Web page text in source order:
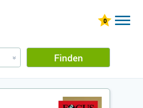
» Finden